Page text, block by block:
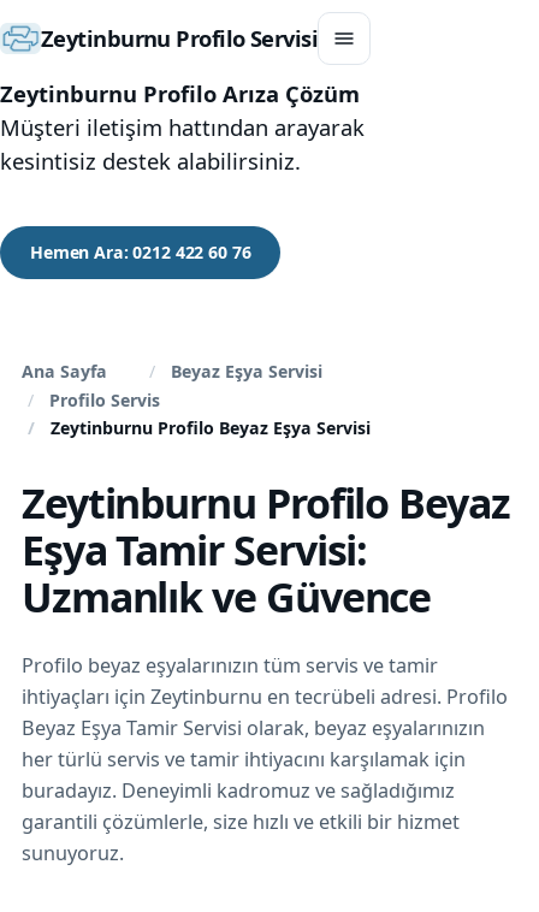
Zeytinburnu Profilo Servisi
Zeytinburnu Profilo Arıza Çözüm
Müşteri iletişim hattından arayarak
kesintisiz destek alabilirsiniz.
Hemen Ara: 0212 422 60 76
Ana Sayfa
Beyaz Eşya Servisi
Profilo Servis
Zeytinburnu Profilo Beyaz Eşya Servisi
Zeytinburnu Profilo Beyaz
Eşya Tamir Servisi:
Uzmanlık ve Güvence
Profilo beyaz eşyalarınızın tüm servis ve tamir
ihtiyaçları için Zeytinburnu en tecrübeli adresi. Profilo
Beyaz Eşya Tamir Servisi olarak, beyaz eşyalarınızın
her türlü servis ve tamir ihtiyacını karşılamak için
buradayız. Deneyimli kadromuz ve sağladığımız
garantili çözümlerle, size hızlı ve etkili bir hizmet
sunuyoruz.